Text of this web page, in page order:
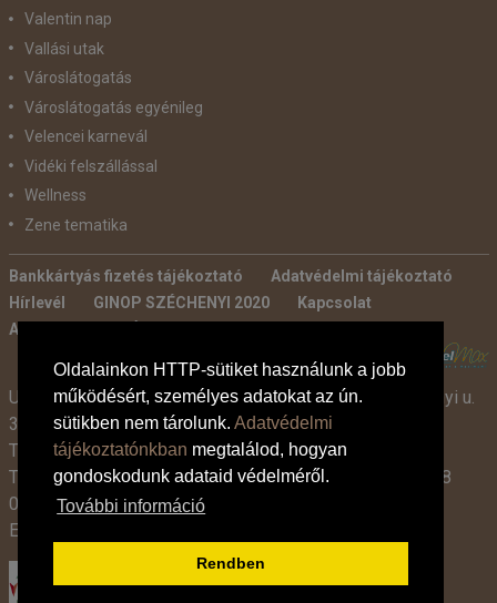
Oldalainkon HTTP-sütiket használunk a jobb
működésért, személyes adatokat az ún.
sütikben nem tárolunk. Adatvédelmi
tájékoztatónkban megtalálod, hogyan
gondoskodunk adataid védelméről.
További információ
Rendben
Valentin nap
Vallási utak
Városlátogatás
Városlátogatás egyénileg
Velencei karnevál
Vidéki felszállással
Wellness
Zene tematika
Bankkártyás fizetés tájékoztató
Adatvédelmi tájékoztató
Hírlevél
GINOP SZÉCHENYI 2020
Kapcsolat
Ajánlatkérés
Utazási Iroda -TdM Travel Tours Kft. 2600 Vác, Széchenyi u.
3-7.
Tel:
+36 30 331 3359
Tel:
+36 27 319 381, 319 382 (09:00-17:00-ig),
+36 1 408
0134 (09:00-15:00-ig)
E-mail: